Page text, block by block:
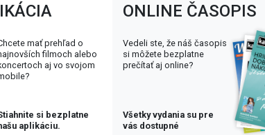
mať prehľad o
filmoch alebo
aj vo svojom
si bezplatne
aplikáciu.
ONLINE ČASOPIS
Vedeli ste, že náš časopis
si môžete bezplatne
prečítať aj online?
Všetky vydania su pre
vás dostupné